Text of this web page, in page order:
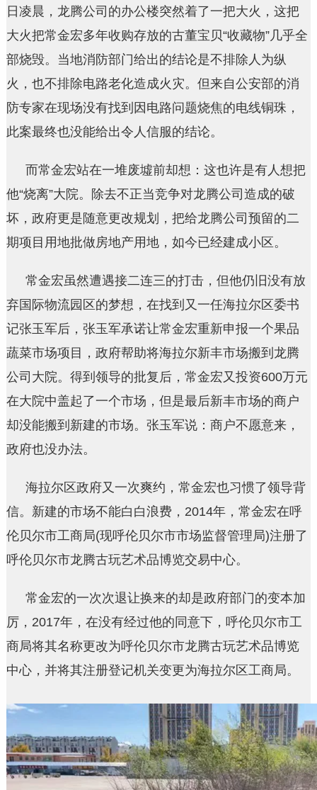
日凌晨，龙腾公司的办公楼突然着了一把大火，这把
大火把常金宏多年收购存放的古董宝贝“收藏物”几乎全
部烧毁。当地消防部门给出的结论是不排除人为纵
火，也不排除电路老化造成火灾。但来自公安部的消
防专家在现场没有找到因电路问题烧焦的电线铜珠，
此案最终也没能给出令人信服的结论。
而常金宏站在一堆废墟前却想：这也许是有人想把
他“烧离”大院。除去不正当竞争对龙腾公司造成的破
坏，政府更是随意更改规划，把给龙腾公司预留的二
期项目用地批做房地产用地，如今已经建成小区。
常金宏虽然遭遇接二连三的打击，但他仍旧没有放
弃国际物流园区的梦想，在找到又一任海拉尔区委书
记张玉军后，张玉军承诺让常金宏重新申报一个果品
蔬菜市场项目，政府帮助将海拉尔新丰市场搬到龙腾
公司大院。得到领导的批复后，常金宏又投资600万元
在大院中盖起了一个市场，但是最后新丰市场的商户
却没能搬到新建的市场。张玉军说：商户不愿意来，
政府也没办法。
海拉尔区政府又一次爽约，常金宏也习惯了领导背
信。新建的市场不能白白浪费，2014年，常金宏在呼
伦贝尔市工商局(现呼伦贝尔市市场监督管理局)注册了
呼伦贝尔市龙腾古玩艺术品博览交易中心。
常金宏的一次次退让换来的却是政府部门的变本加
厉，2017年，在没有经过他的同意下，呼伦贝尔市工
商局将其名称更改为呼伦贝尔市龙腾古玩艺术品博览
中心，并将其注册登记机关变更为海拉尔区工商局。